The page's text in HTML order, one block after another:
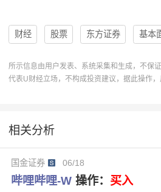
财经 股票 东方证券 基本
评级 分析 趋势 研报
研报解读
转化提升 广告增速
所示信息由用户发表、系统采集和生成，不保
代表U财经立场，不构成投资建议，据此操作，
相关分析
国金证券 06/18
哔哩哔哩-W 操作： 买入